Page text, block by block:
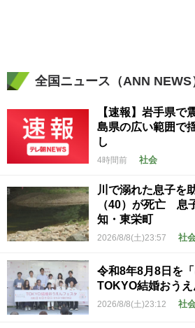
全国ニュース（ANN NEWS
【速報】岩手県
島県の広い範囲で
し
4時間前 社会
川で溺れた息子を
（40）が死亡 息
知・東栄町
2026/8/8(土)23:57 社
令和8年8月8日を
TOKYO結婚おう
2026/8/8(土)23:12 社